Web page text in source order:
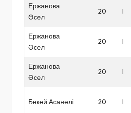
Ержанова
Әсел
20 I
Ержанова
Әсел
20 I
Ержанова
Әсел
20 I
Бөкей Асанәлі 20 I